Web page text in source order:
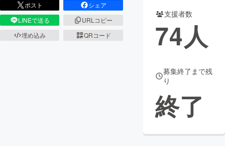
ポスト
シェア
LINEで送る
URLコピー
埋め込み
QRコード
支援者数
74人
募集終了まで残
り
終了